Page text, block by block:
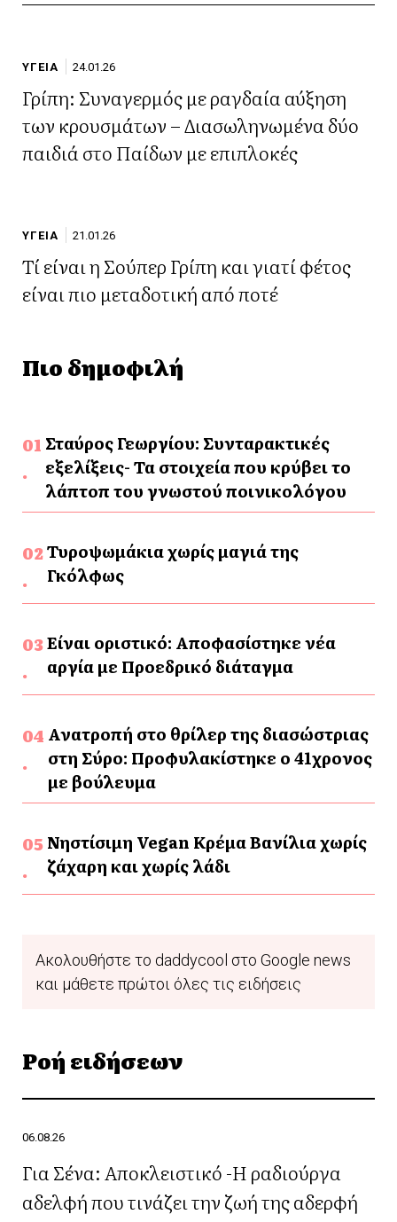
ΥΓΕΙΑ 24.01.26
Γρίπη: Συναγερμός με ραγδαία αύξηση
των κρουσμάτων – Διασωληνωμένα δύο
παιδιά στο Παίδων με επιπλοκές
ΥΓΕΙΑ 21.01.26
Τί είναι η Σούπερ Γρίπη και γιατί φέτος
είναι πιο μεταδοτική από ποτέ
Πιο δημοφιλή
Σταύρος Γεωργίου: Συνταρακτικές
εξελίξεις- Τα στοιχεία που κρύβει το
λάπτοπ του γνωστού ποινικολόγου
Τυροψωμάκια χωρίς μαγιά της
Γκόλφως
Είναι οριστικό: Αποφασίστηκε νέα
αργία με Προεδρικό διάταγμα
Ανατροπή στο θρίλερ της διασώστριας
στη Σύρο: Προφυλακίστηκε ο 41χρονος
με βούλευμα
Νηστίσιμη Vegan Κρέμα Βανίλια χωρίς
ζάχαρη και χωρίς λάδι
Ακολουθήστε το daddycool στο Google news
και μάθετε πρώτοι όλες τις ειδήσεις
Ροή ειδήσεων
06.08.26
Για Σένα: Αποκλειστικό -Η ραδιούργα
αδελφή που τινάζει την ζωή της αδερφή